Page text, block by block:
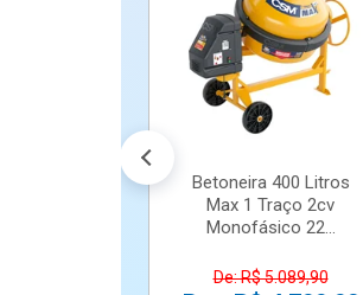
Betoneira 400 Litros
Max 1 Traço 2cv
Monofásico 22...
De: R$ 5.089,90